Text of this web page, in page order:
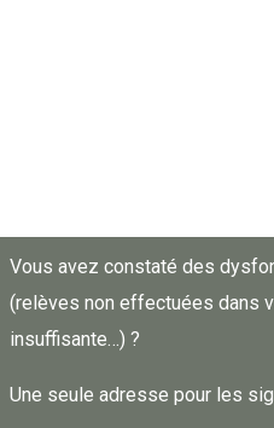
Vous avez constaté des
(relèves non effectuées dans
insuffisante…) ?
Une seule adresse pour les